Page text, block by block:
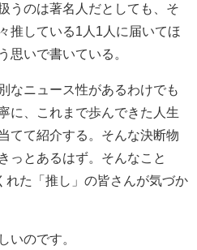
うのは著名人だとしても、そ
推している1人1人に届いてほ
思いで書いている。
なニュース性があるわけでも
に、これまで歩んできた人生
てて紹介する。そんな決断物
っとあるはず。そんなこと
れた「推し」の皆さんが気づか
いのです。